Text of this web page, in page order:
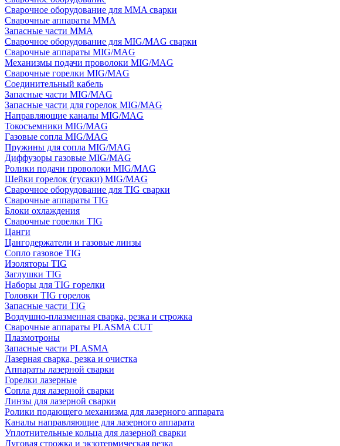
Сварочное оборудование для MMA сварки
Сварочные аппараты MMA
Запасные части MMA
Сварочное оборудование для MIG/MAG сварки
Сварочные аппараты MIG/MAG
Механизмы подачи проволоки MIG/MAG
Сварочные горелки MIG/MAG
Соединительный кабель
Запасные части MIG/MAG
Запасные части для горелок MIG/MAG
Направляющие каналы MIG/MAG
Токосъемники MIG/MAG
Газовые сопла MIG/MAG
Пружины для сопла MIG/MAG
Диффузоры газовые MIG/MAG
Ролики подачи проволоки MIG/MAG
Шейки горелок (гусаки) MIG/MAG
Сварочное оборудование для TIG сварки
Сварочные аппараты TIG
Блоки охлаждения
Сварочные горелки TIG
Цанги
Цангодержатели и газовые линзы
Сопло газовое TIG
Изоляторы TIG
Заглушки TIG
Наборы для TIG горелки
Головки TIG горелок
Запасные части TIG
Воздушно-плазменная сварка, резка и строжка
Сварочные аппараты PLASMA CUT
Плазмотроны
Запасные части PLASMA
Лазерная сварка, резка и очистка
Аппараты лазерной сварки
Горелки лазерные
Сопла для лазерной сварки
Линзы для лазерной сварки
Ролики подающего механизма для лазерного аппарата
Каналы направляющие для лазерного аппарата
Уплотнительные кольца для лазерной сварки
Дуговая строжка и экзотермическая резка